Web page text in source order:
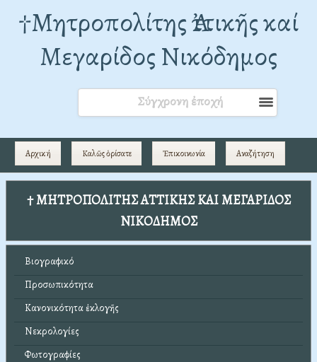
†Mητροπολίτης Ἀττικῆς καί
Μεγαρίδος Νικόδημος
Σύγχρονη ἐποχή
Αρχική Καλῶς ὁρίσατε Ἐπικοινωνία Αναζήτηση
† ΜΗΤΡΟΠΟΛΙΤΗΣ ΑΤΤΙΚΗΣ ΚΑΙ ΜΕΓΑΡΙΔΟΣ
ΝΙΚΟΔΗΜΟΣ
Βιογραφικό
Προσωπικότητα
Κανονικότητα ἐκλογῆς
Νεκρολογίες
Φωτογραφίες